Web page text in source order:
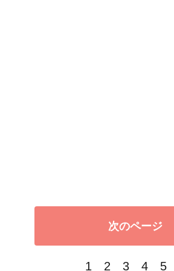
次のページ
1 2 3 4 5